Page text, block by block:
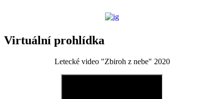
Virtuální prohlídka
Letecké video "Zbiroh z nebe" 2020